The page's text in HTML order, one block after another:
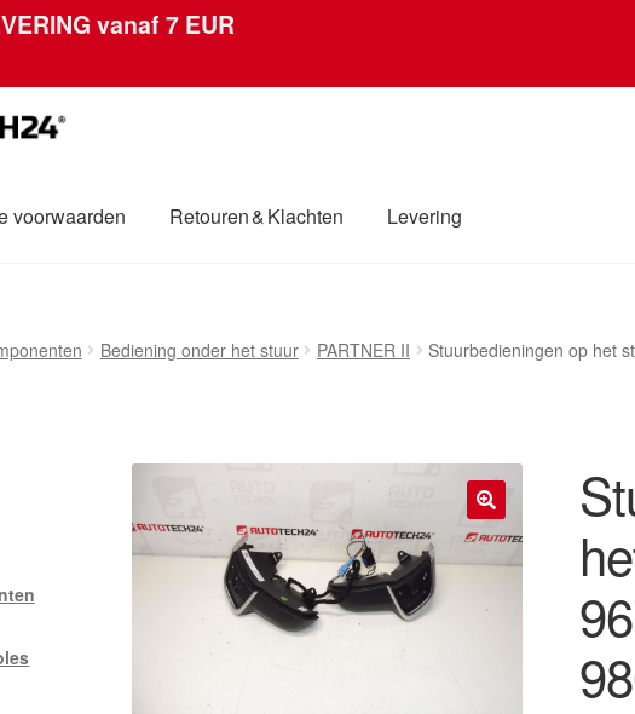
vanaf 7 EUR
voorwaarden Retouren & Klachten Levering
Wereldwijde verzendingWinkelwagen
Bediening onder het stuur PARTNER II Stuurbedieningen op het
🔍